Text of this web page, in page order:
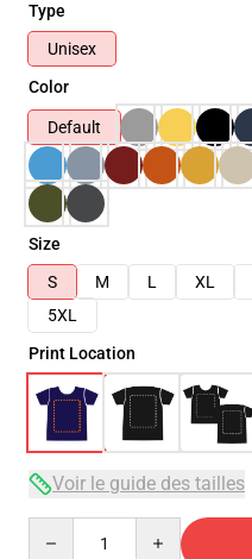
Type
Unisex
Color
Default
Size
S
M L XL
5XL
Print Location
Voir le guide des tailles